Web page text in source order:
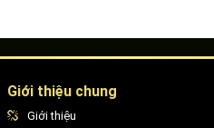
Giới thiệu chung
Giới thiệu